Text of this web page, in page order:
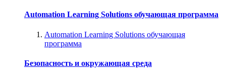
Automation Learning Solutions обучающая программа
Automation Learning Solutions обучающая
программа
Безопасность и окружающая среда